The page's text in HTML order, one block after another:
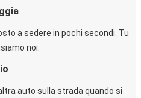
a sedere in pochi secondi. Tu
noi.
auto sulla strada quando si